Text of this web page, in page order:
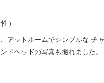
アットホームでシンプルな チャ
ドヘッドの写真も撮れました。